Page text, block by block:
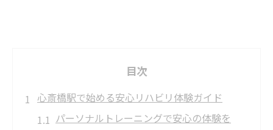
目次
心斎橋駅で始める安心リハビリ体験ガイド
パーソナルトレーニングで安心の体験を